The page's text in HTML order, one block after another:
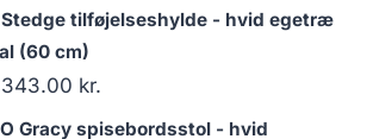
Stedge tilføjelseshylde - hvid egetræ
(60 cm)
kr.
Gracy spisebordsstol - hvid